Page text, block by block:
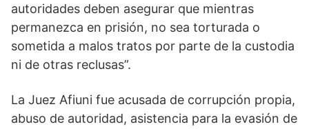
autoridades deben asegurar que mientras
permanezca en prisión, no sea torturada o
sometida a malos tratos por parte de la custodia
ni de otras reclusas”.
La Juez Afiuni fue acusada de corrupción propia,
abuso de autoridad, asistencia para la evasión de